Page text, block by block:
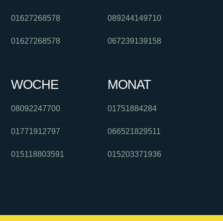
01627268578
01627268578
089244149710
067239139158
WOCHE
08092247700
01771912797
015118803591
MONAT
01751884284
066521829511
015203371936